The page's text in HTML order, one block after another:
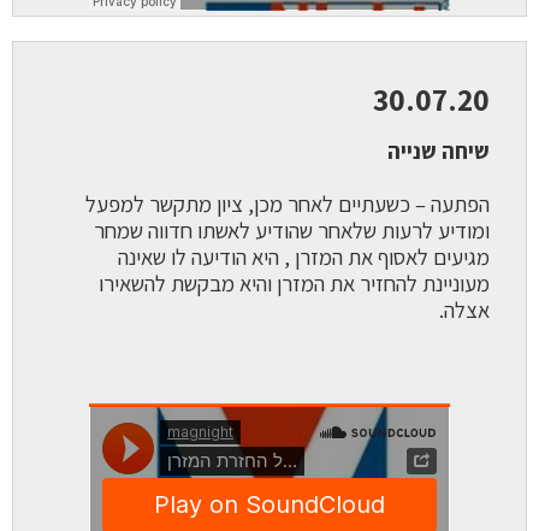
30.07.20
שיחה שנייה
הפתעה – כשעתיים לאחר מכן, ציון מתקשר למפעל
ומודיע לרעות שלאחר שהודיע לאשתו חדווה שמחר
מגיעים לאסוף את המזרן , היא הודיעה לו שאינה
מעוניינת להחזיר את המזרן והיא מבקשת להשאירו
אצלה.